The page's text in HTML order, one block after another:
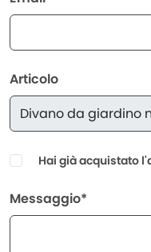
Articolo
Hai già acquistato
Messaggio*